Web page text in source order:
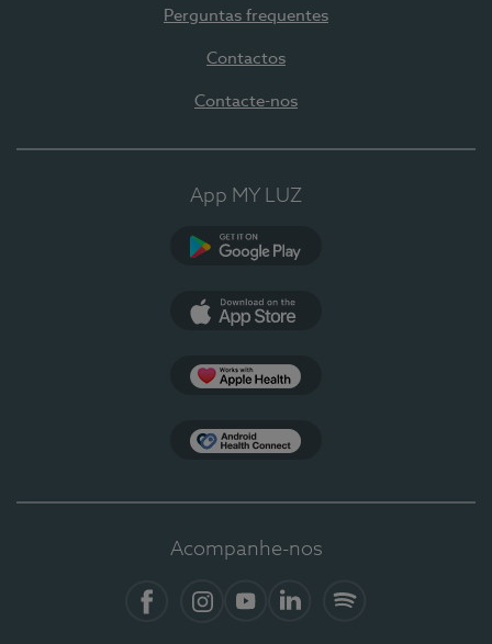
Perguntas frequentes
Contactos
Contacte-nos
App MY LUZ
Acompanhe-nos